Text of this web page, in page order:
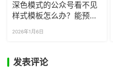
深色模式的公众号看不见
样式模板怎么办？能预览
吗？
2026年1月6日
发表评论